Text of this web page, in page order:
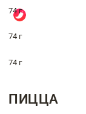
74 г
74 г
74 г
ПИЦЦА